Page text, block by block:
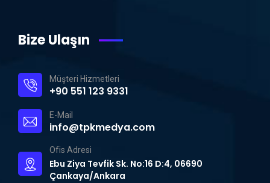
Bize Ulaşın
Müşteri Hizmetleri
+90 551 123 9331
E-Mail
info@tpkmedya.com
Ofis Adresi
Ebu Ziya Tevfik Sk. No:16 D:4, 06690
Çankaya/Ankara